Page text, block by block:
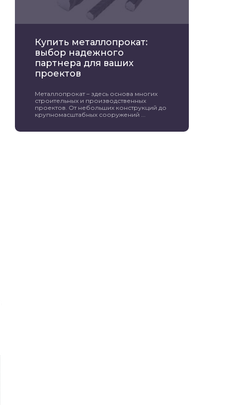
Купить металлопрокат:
выбор надежного
партнера для ваших
проектов
Металлопрокат – здесь основа многих
строительных и производственных
проектов. От небольших конструкций до
крупномасштабных сооружений ...